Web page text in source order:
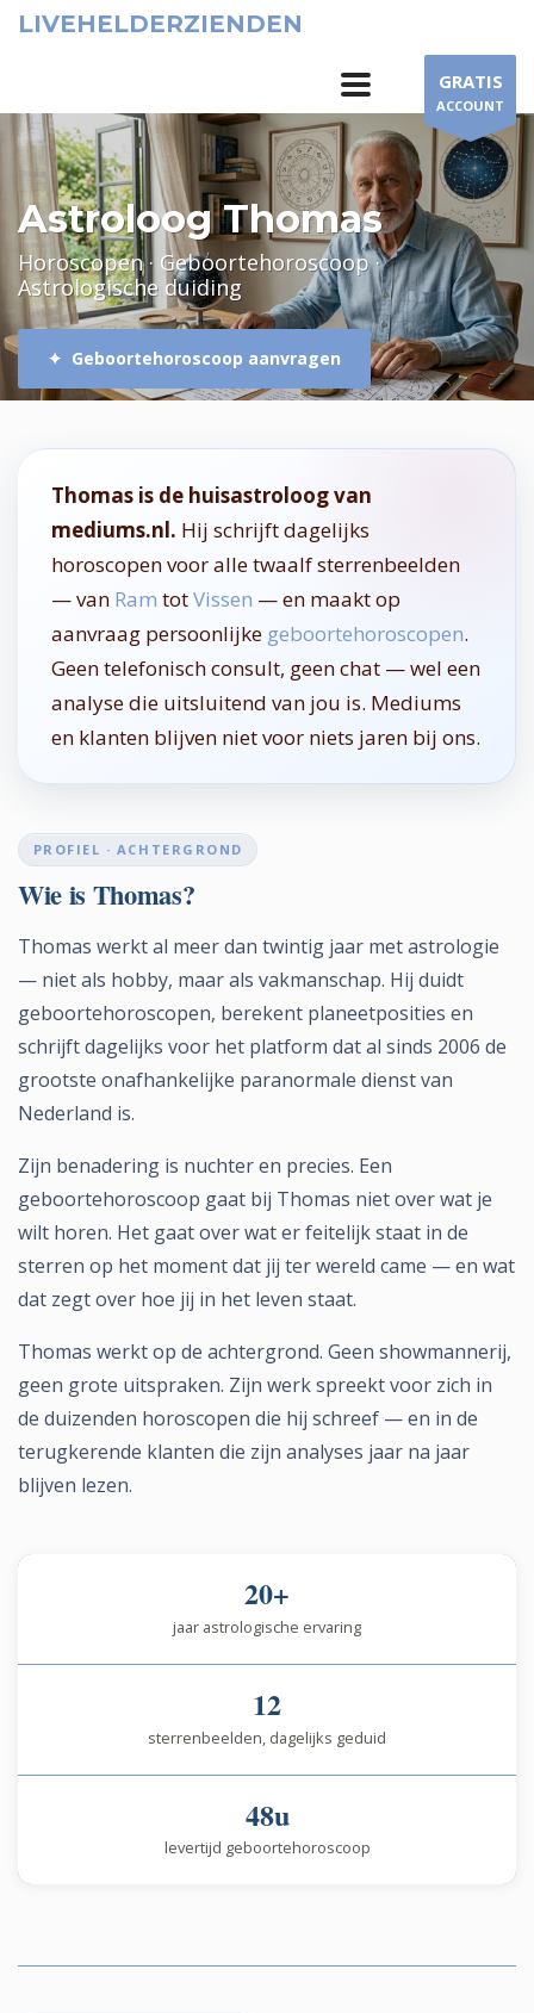
LIVEHELDERZIENDEN
GRATIS
ACCOUNT
Astroloog Thomas
Horoscopen · Geboortehoroscoop ·
Astrologische duiding
✦ Geboortehoroscoop aanvragen
Thomas is de huisastroloog van
mediums.nl. Hij schrijft dagelijks
horoscopen voor alle twaalf sterrenbeelden
— van Ram totVissen — en maakt op
aanvraag persoonlijke geboortehoroscopen.
Geen telefonisch consult, geen chat — wel een
analyse die uitsluitend van jou is. Mediums
en klanten blijven niet voor niets jaren bij ons.
PROFIEL · ACHTERGROND
Wie is Thomas?
Thomas werkt al meer dan twintig jaar met astrologie
— niet als hobby, maar als vakmanschap. Hij duidt
geboortehoroscopen, berekent planeetposities en
schrijft dagelijks voor het platform dat al sinds 2006 de
grootste onafhankelijke paranormale dienst van
Nederland is.
Zijn benadering is nuchter en precies. Een
geboortehoroscoop gaat bij Thomas niet over wat je
wilt horen. Het gaat over wat er feitelijk staat in de
sterren op het moment dat jij ter wereld came — en wat
dat zegt over hoe jij in het leven staat.
Thomas werkt op de achtergrond. Geen showmannerij,
geen grote uitspraken. Zijn werk spreekt voor zich in
de duizenden horoscopen die hij schreef — en in de
terugkerende klanten die zijn analyses jaar na jaar
blijven lezen.
20+
jaar astrologische ervaring
12
sterrenbeelden, dagelijks geduid
48u
levertijd geboortehoroscoop